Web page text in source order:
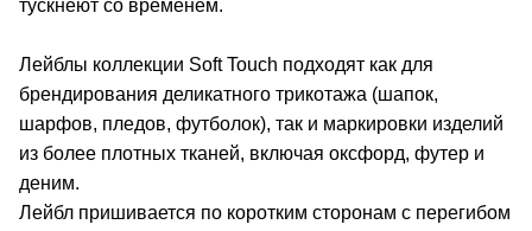
тускнеют со временем.
Лейблы коллекции Soft Touch подходят как для
брендирования деликатного трикотажа (шапок,
шарфов, пледов, футболок), так и маркировки изделий
из более плотных тканей, включая оксфорд, футер и
деним.
Лейбл пришивается по коротким сторонам с перегибом